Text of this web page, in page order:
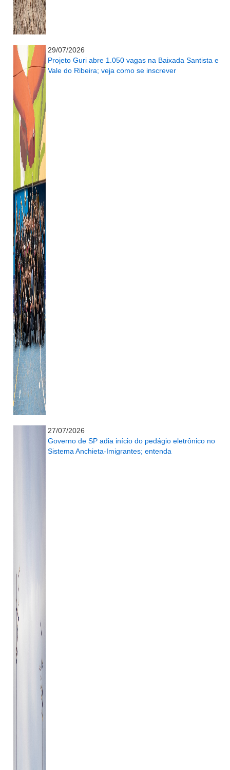
29/07/2026
Projeto Guri abre 1.050 vagas na Baixada Santista e
Vale do Ribeira; veja como se inscrever
27/07/2026
Governo de SP adia início do pedágio eletrônico no
Sistema Anchieta-Imigrantes; entenda